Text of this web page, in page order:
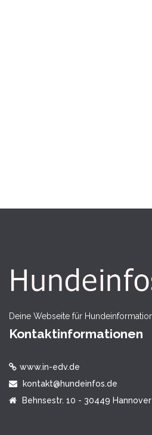
Deine Webseite für
Kontaktinformationen
www.in-edv.de
kontakt@hundeinfos.de
Behnsestr. 10 - 30449 Hannover